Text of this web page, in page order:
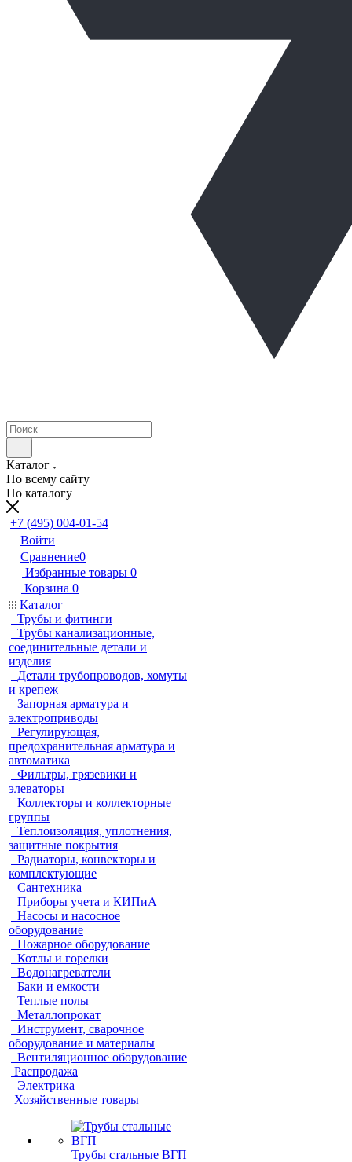
Каталог
По всему сайту
По каталогу
+7 (495) 004-01-54
Войти
Сравнение0
Избранные товары 0
Корзина 0
Каталог
Трубы и фитинги
Трубы канализационные,
соединительные детали и
изделия
Детали трубопроводов, хомуты
и крепеж
Запорная арматура и
электроприводы
Регулирующая,
предохранительная арматура и
автоматика
Фильтры, грязевики и
элеваторы
Коллекторы и коллекторные
группы
Теплоизоляция, уплотнения,
защитные покрытия
Радиаторы, конвекторы и
комплектующие
Сантехника
Приборы учета и КИПиА
Насосы и насосное
оборудование
Пожарное оборудование
Котлы и горелки
Водонагреватели
Баки и емкости
Теплые полы
Металлопрокат
Инструмент, сварочное
оборудование и материалы
Вентиляционное оборудование
Распродажа
Электрика
Хозяйственные товары
Трубы стальные ВГП